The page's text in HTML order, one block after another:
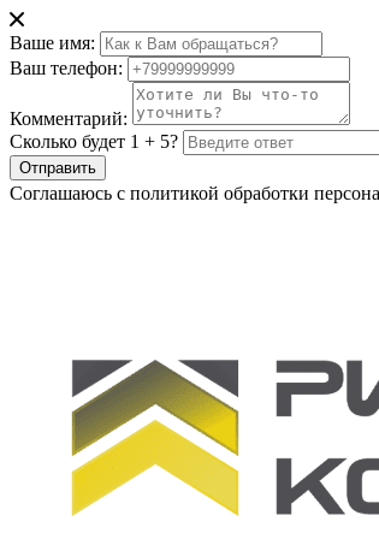
Ваше имя:
Ваш телефон:
Комментарий:
Сколько будет 1 + 5?
Отправить
Соглашаюсь с политикой обработки